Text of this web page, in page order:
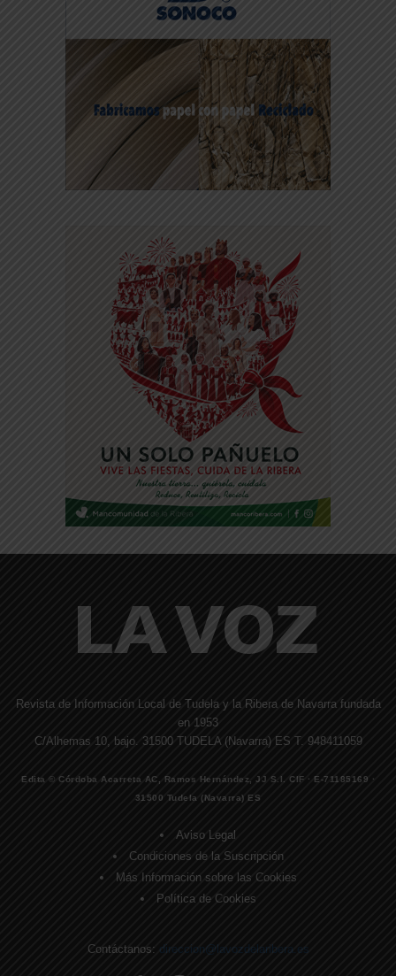
Revista de Información Local de Tudela y la Ribera de Navarra fundada
en 1953
C/Alhemas 10, bajo. 31500 TUDELA (Navarra) ES T. 948411059
Edita © Córdoba Acarreta AC, Ramos Hernández, JJ S.I. CIF · E-71185169 ·
31500 Tudela (Navarra) ES
Aviso Legal
Condiciones de la Suscripción
Más Información sobre las Cookies
Política de Cookies
Contáctanos: direccion@lavozdelaribera.es